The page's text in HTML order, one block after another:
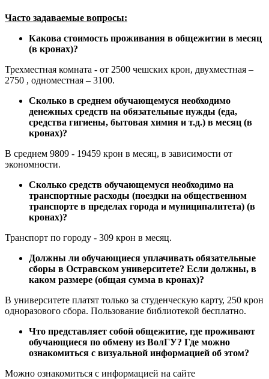
Часто задаваемые вопросы:
Какова стоимость проживания в общежитии в месяц
(в кронах)?
Трехместная комната - от 2500 чешских крон, двухместная –
2750 , одноместная – 3100.
Сколько в среднем обучающемуся необходимо
денежных средств на обязательные нужды (еда,
средства гигиены, бытовая химия и т.д.) в месяц (в
кронах)?
В среднем 9809 - 19459 крон в месяц, в зависимости от
экономности.
Сколько средств обучающемуся необходимо на
транспортные расходы (поездки на общественном
транспорте в пределах города и муниципалитета) (в
кронах)?
Транспорт по городу - 309 крон в месяц.
Должны ли обучающиеся уплачивать обязательные
сборы в Остравском университете? Если должны, в
каком размере (общая сумма в кронах)?
В университете платят только за студенческую карту, 250 крон
одноразового сбора. Пользование библиотекой бесплатно.
Что представляет собой общежитие, где проживают
обучающиеся по обмену из ВолГУ? Где можно
ознакомиться с визуальной информацией об этом?
Можно ознакомиться с информацией на сайте